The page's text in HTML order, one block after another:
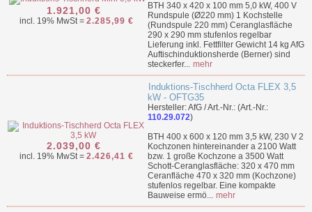
1.921,00 €
incl. 19% MwSt = 2.285,99 €
BTH 340 x 420 x 100 mm 5,0 kW, 400 V
Rundspule (Ø220 mm) 1 Kochstelle
(Rundspule 220 mm) Ceranglasfläche
290 x 290 mm stufenlos regelbar
Lieferung inkl. Fettfilter Gewicht 14 kg AfG
Auftischinduktionsherde (Berner) sind
steckerfer... mehr
2.039,00 €
incl. 19% MwSt = 2.426,41 €
Induktions-Tischherd Octa FLEX 3,5
kW - OFTG35
Hersteller: AfG / Art.-Nr.: (Art.-Nr.:
110.29.072)
BTH 400 x 600 x 120 mm 3,5 kW, 230 V 2
Kochzonen hintereinander a 2100 Watt
bzw. 1 große Kochzone a 3500 Watt
Schott-Ceranglasfläche: 320 x 470 mm
Ceranfläche 470 x 320 mm (Kochzone)
stufenlos regelbar. Eine kompakte
Bauweise ermö... mehr